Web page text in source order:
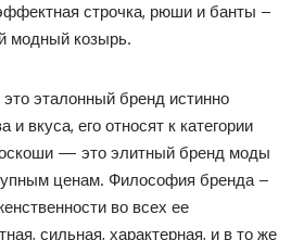
строчка, рюши и банты –
модный козырь.
это эталонный бренд истинно
и вкуса, его относят к категории
— это элитный бренд моды
ценам. Философия бренда –
во всех ее
сильная, характерная, и в то же